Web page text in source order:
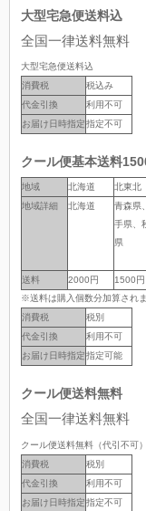
大型宅急便送料込
全国一律送料無料
大型宅急便送料込
消費税
税込み
代金引換
利用不可
お届け日時指定指定不可
クール便基本送料
地域 北海道 北東北
地域詳細
北海道
青森県
手県、
県
送料 2000円 1500円
地域
地域詳細
送料
※送料は購入個数分加算されま
消費税
税別
代金引換
利用不可
お届け日時指定指定可能
クール便送料無料
全国一律送料無料
クール便送料無料（代引不可
消費税
税別
代金引換
利用不可
お届け日時指定指定不可